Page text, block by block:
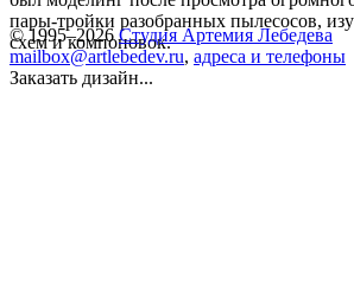
пары-тройки разобранных пылесосов,
схем и компоновок.
© 1995–2026 Студия Артемия Лебедева
mailbox@artlebedev.ru, адреса и телефоны
Заказать дизайн...